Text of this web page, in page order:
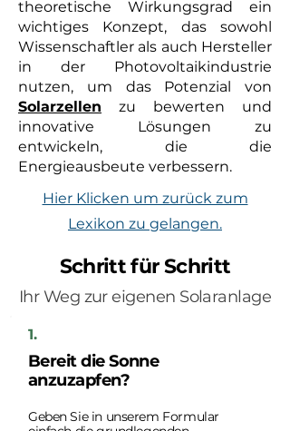
theoretische Wirkungsgrad ein
wichtiges Konzept, das sowohl
Wissenschaftler als auch Hersteller
in der Photovoltaikindustrie
nutzen, um das Potenzial von
Solarzellen zu bewerten und
innovative Lösungen zu
entwickeln, die die
Energieausbeute verbessern.
Hier Klicken um zurück zum
Lexikon zu gelangen.
Schritt für Schritt
Ihr Weg zur eigenen Solaranlage
1.
Bereit die Sonne
anzuzapfen?
Geben Sie in unserem Formular